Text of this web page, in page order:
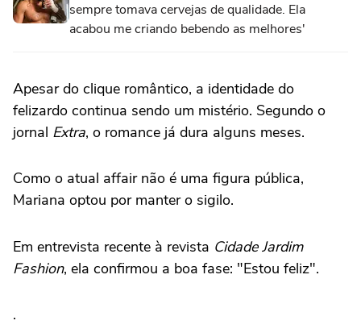
sempre tomava cervejas de qualidade. Ela
acabou me criando bebendo as melhores'
Apesar do clique romântico, a identidade do
felizardo continua sendo um mistério. Segundo o
jornal Extra, o romance já dura alguns meses.
Como o atual affair não é uma figura pública,
Mariana optou por manter o sigilo.
Em entrevista recente à revista Cidade Jardim
Fashion, ela confirmou a boa fase: "Estou feliz".
.